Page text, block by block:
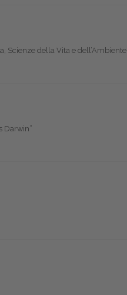
Scienze della Vita e dell’Ambiente
Darwin”